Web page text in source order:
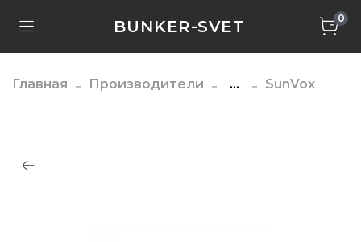
BUNKER-SVET 0
Главная Производители ... SunVox